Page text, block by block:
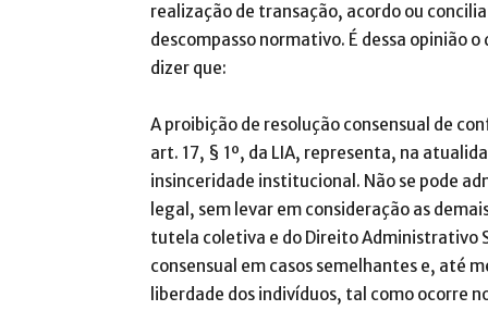
realização de transação, acordo ou
descompasso normativo. É dessa opinião
dizer que:
A proibição de resolução consensual de
art. 17, § 1º, da LIA, representa, na
insinceridade institucional. Não se pode
legal, sem levar em consideração as
tutela coletiva e do Direito Administrativo
consensual em casos semelhantes e, até
liberdade dos indivíduos, tal como ocorre